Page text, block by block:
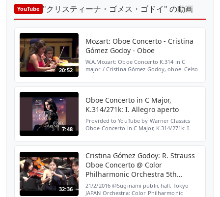
YouTube "クリスティーナ・ゴメス・ゴドイ" の動画
20:52
Mozart: Oboe Concerto - Cristina
Gómez Godoy - Oboe
W.A.Mozart: Oboe Concerto K.314 in C
major / Cristina Gómez Godoy, oboe. Celso
7:48
Oboe Concerto in C Major,
K.314/271k: I. Allegro aperto
Provided to YouTube by Warner Classics
Oboe Concerto in C Major, K.314/271k: I.
32:36
Cristina Gómez Godoy: R. Strauss
Oboe Concerto @ Color
Philharmonic Orchestra 5th
concert
21/2/2016 @Suginami public hall, Tokyo
JAPAN Orchestra: Color Philharmonic